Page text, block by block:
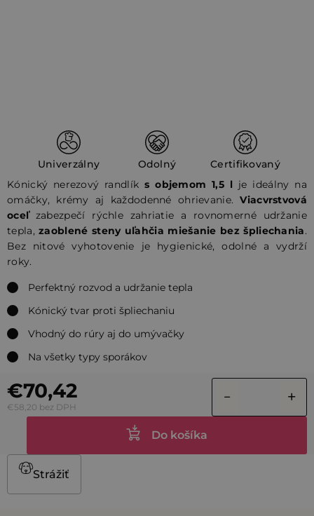
Univerzálny Odolný
Certifikovaný
Kónický nerezový randlíks objemom 1,5 l je ideálny na
omáčky, krémy aj každodenné ohrievanie.Viacvrstvová
oceľzabezpečí rýchle zahriatie a rovnomerné udržanie
tepla,zaoblené steny uľahčia miešanie bez špliechania.
Bez nitové vyhotovenie je hygienické, odolné a vydrží
roky.
Perfektný rozvod a udržanie tepla
Kónický tvar proti špliechaniu
Vhodný do rúry aj do umývačky
Na všetky typy sporákov
€70,42
€58,20 bez DPH
Do košíka
Strážiť